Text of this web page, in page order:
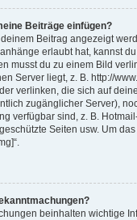
Beiträge einfügen?
Beitrag angezeigt
erlaubt hat, kannst
musst du zu einem Bild
Server liegt, z. B. http://
verlinken, die sich auf
zugänglicher Server),
verfügbar sind, z. B.
Seiten usw. Um
beinhalten wichtige